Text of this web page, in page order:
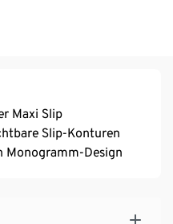
Maxi Slip
Slip-Konturen
Monogramm-Design